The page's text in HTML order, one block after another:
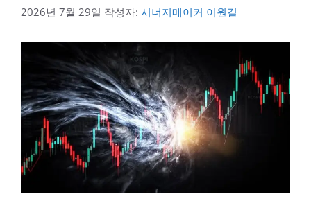
2026년 7월 29일 작성자: 시너지메이커 이원길